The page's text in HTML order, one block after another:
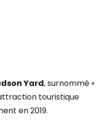
Yard, surnommé «
touristique
en 2019.